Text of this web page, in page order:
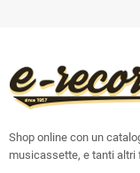
Shop online con un
musicassette, e tanti altri